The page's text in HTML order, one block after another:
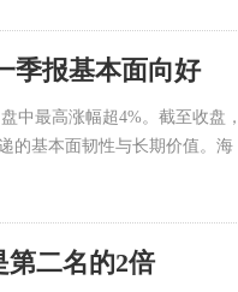
季报基本面向好
中最高涨幅超4%。截至收
的基本面韧性与长期价值。海
第二名的2倍